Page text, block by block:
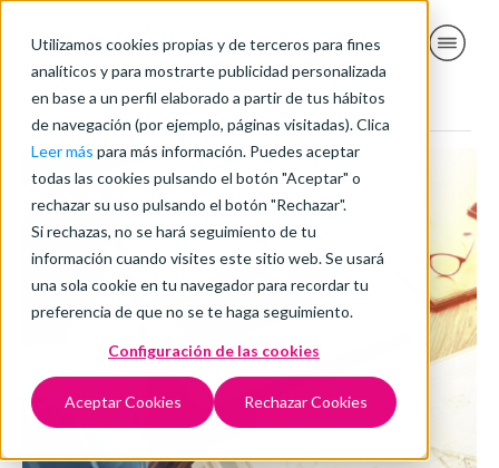
Utilizamos cookies propias y de terceros para fines
analíticos y para mostrarte publicidad personalizada
en base a un perfil elaborado a partir de tus hábitos
de navegación (por ejemplo, páginas visitadas). Clica
Leer más para más información. Puedes aceptar
todas las cookies pulsando el botón "Aceptar" o
rechazar su uso pulsando el botón "Rechazar".
Si rechazas, no se hará seguimiento de tu
información cuando visites este sitio web. Se usará
una sola cookie en tu navegador para recordar tu
preferencia de que no se te haga seguimiento.
Configuración de las cookies
Aceptar Cookies Rechazar Cookies